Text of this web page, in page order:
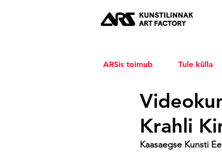
ARSis toimub Tule külla
Krahli
Kaasaegse Kunsti